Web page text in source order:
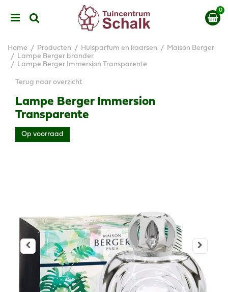
Home Producten Huisparfum en kaarsen
Maison Berger
Lampe Berger brander
Lampe Berger Immersion Transparente
Terug naar overzicht
Lampe Berger Immersion
Transparente
Op voorraad